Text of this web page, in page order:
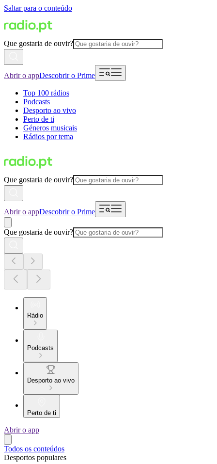
Saltar para o conteúdo
Que gostaria de ouvir?
Abrir o appDescobrir o Prime
Top 100 rádios
Podcasts
Desporto ao vivo
Perto de ti
Géneros musicais
Rádios por tema
Que gostaria de ouvir?
Abrir o appDescobrir o Prime
Que gostaria de ouvir?
Rádio
Podcasts
Desporto ao vivo
Perto de ti
Abrir o app
Todos os conteúdos
Desportos populares